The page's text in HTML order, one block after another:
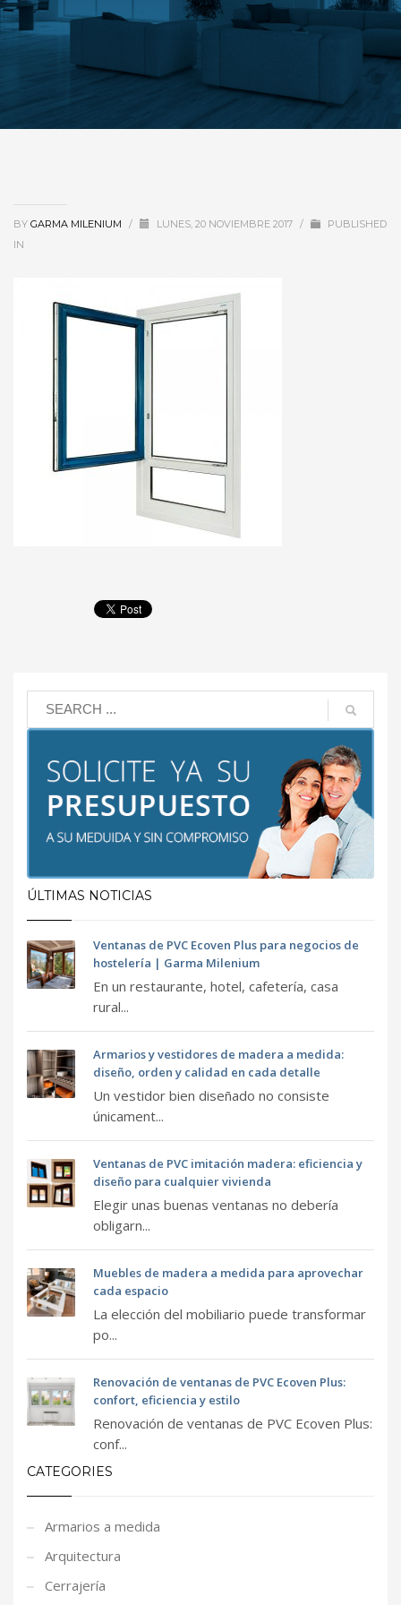
BY GARMA MILENIUM / LUNES, 20 NOVIEMBRE 2017 /
PUBLISHED
IN
ÚLTIMAS NOTICIAS
Ventanas de PVC Ecoven Plus para negocios de
hostelería | Garma Milenium
En un restaurante, hotel, cafetería, casa
rural...
Armarios y vestidores de madera a medida:
diseño, orden y calidad en cada detalle
Un vestidor bien diseñado no consiste
únicament...
Ventanas de PVC imitación madera: eficiencia y
diseño para cualquier vivienda
Elegir unas buenas ventanas no debería
obligarn...
Muebles de madera a medida para aprovechar
cada espacio
La elección del mobiliario puede transformar
po...
Renovación de ventanas de PVC Ecoven Plus:
confort, eficiencia y estilo
Renovación de ventanas de PVC Ecoven Plus:
conf...
CATEGORIES
Armarios a medida
Arquitectura
Cerrajería